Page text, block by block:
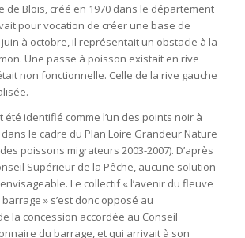
de Blois, créé en 1970 dans le département
pour vocation de créer une base de
à octobre, il représentait un obstacle à la
Une passe à poisson existait en rive
non fonctionnelle. Celle de la rive gauche
été identifié comme l’un des points noir à
le cadre du Plan Loire Grandeur Nature
poissons migrateurs 2003-2007). D’après
Supérieur de la Pêche, aucune solution
Le collectif « l’avenir du fleuve
» s’est donc opposé au
la concession accordée au Conseil
du barrage, et qui arrivait à son